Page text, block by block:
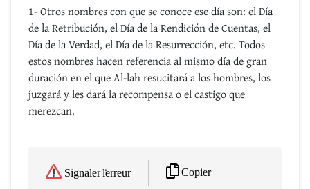
1- Otros nombres con que se conoce ese día son: el Día
de la Retribución, el Día de la Rendición de Cuentas, el
Día de la Verdad, el Día de la Resurrección, etc. Todos
estos nombres hacen referencia al mismo día de gran
duración en el que Al-lah resucitará a los hombres, los
juzgará y les dará la recompensa o el castigo que
merezcan.
Signaler l'erreur Copier